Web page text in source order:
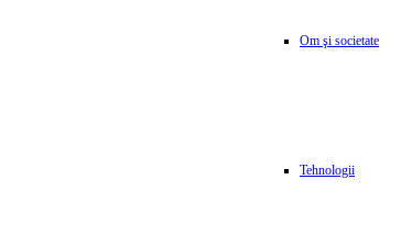
Om şi societate
Tehnologii